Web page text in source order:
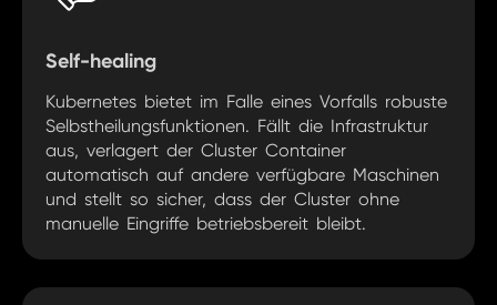
Self-healing
Kubernetes bietet im Falle eines Vorfalls robuste
Selbstheilungsfunktionen. Fällt die Infrastruktur
aus, verlagert der Cluster Container
automatisch auf andere verfügbare Maschinen
und stellt so sicher, dass der Cluster ohne
manuelle Eingriffe betriebsbereit bleibt.